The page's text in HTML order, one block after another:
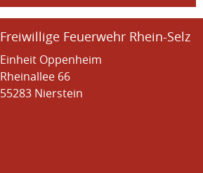
Freiwillige Feuerwehr Rhein-Selz
Einheit Oppenheim
Rheinallee 66
55283 Nierstein